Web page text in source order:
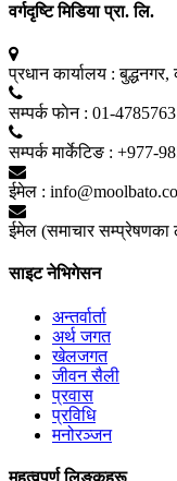
वर्गदृष्टि मिडिया प्रा. लि.
प्रधान कार्यालय : बुद्धनगर,
सम्पर्क फाेन : 01-4785763
सम्पर्क मार्केटिङ : +977-
ईमेल :
ईमेल (समाचार सम्प्रेषणका
साइट नेभिगेसन
अन्तर्वार्ता
अर्थ जगत
खेलजगत
जीवन सैली
प्रवास
प्रविधि
मनोरञ्जन
महत्वपूर्ण लिङ्कहरू